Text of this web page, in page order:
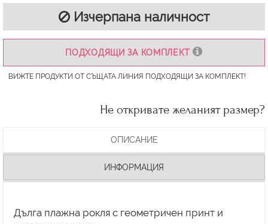
Изчерпана наличност
ПОДХОДЯЩИ ЗА КОМПЛЕКТ
ВИЖТЕ ПРОДУКТИ ОТ СЪЩАТА ЛИНИЯ ПОДХОДЯЩИ ЗА КОМПЛЕКТ!
Не откривате желаният размер?
ОПИСАНИЕ
ИНФОРМАЦИЯ
Дълга плажна рокля с геометричен принт и